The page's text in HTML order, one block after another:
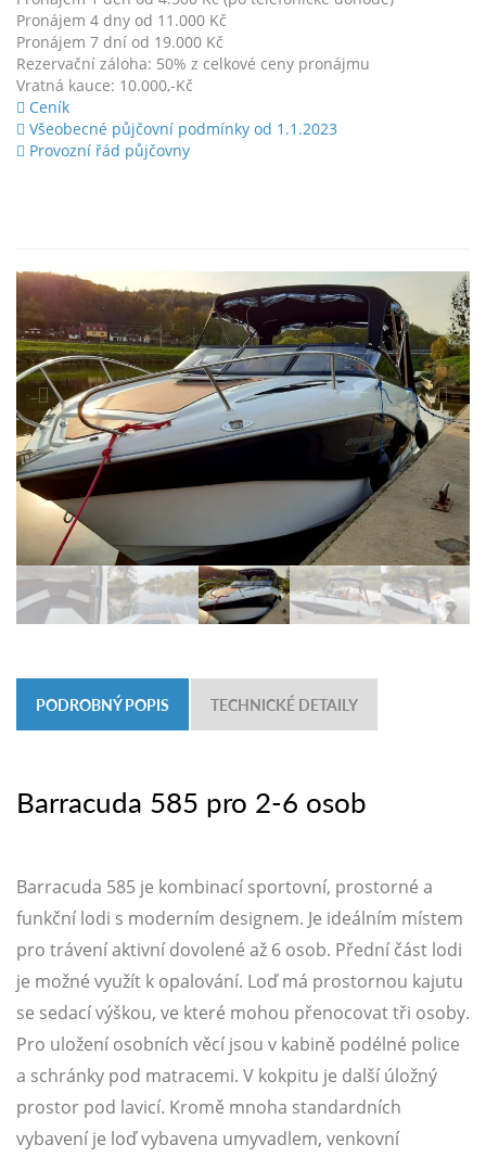
Pronájem 4 dny od 11.000 Kč
Pronájem 7 dní od 19.000 Kč
Rezervační záloha: 50% z celkové ceny pronájmu
Vratná kauce: 10.000,-Kč
Ceník
Všeobecné půjčovní podmínky od 1.1.2023
Provozní řád půjčovny
PODROBNÝ POPIS TECHNICKÉ DETAILY
Barracuda 585 pro 2-6 osob
Barracuda 585 je kombinací sportovní, prostorné a
funkční lodi s moderním designem. Je ideálním místem
pro trávení aktivní dovolené až 6 osob. Přední část lodi
je možné využít k opalování. Loď má prostornou kajutu
se sedací výškou, ve které mohou přenocovat tři osoby.
Pro uložení osobních věcí jsou v kabině podélné police
a schránky pod matracemi. V kokpitu je další úložný
prostor pod lavicí. Kromě mnoha standardních
vybavení je loď vybavena umyvadlem, venkovní